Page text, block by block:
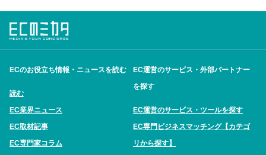
ECのお役立ち情報・ニュースを読む
読む
EC業界ニュース
EC取材記事
EC専門家コラム
EC運営のサービス・外部パートナー
を探す
EC運営のサービス・ツールを探す
EC専門ビジネスマッチング【カテゴ
リから探す】